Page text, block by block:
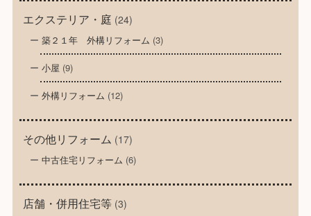
エクステリア・庭 (24)
築２１年 外構リフォーム (3)
小屋 (9)
外構リフォーム (12)
その他リフォーム (17)
中古住宅リフォーム (6)
店舗・併用住宅等(3)